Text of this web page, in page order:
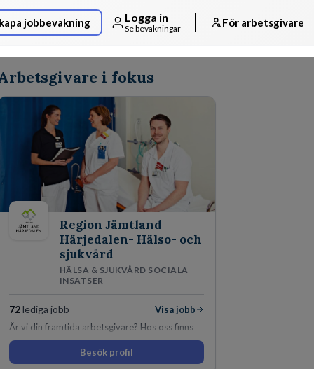
jobbevakning Logga in
Se bevakningar För arbetsgivare
i fokus
Region Jämtland
Härjedalen- Hälso- och
sjukvård
HÄLSA & SJUKVÅRD SOCIALA
INSATSER
72lediga jobb
Visa jobb
Är vi din framtida arbetsgivare? Hos oss finns
engagemang, vilja och hjärta. Här uppmuntras
du alltid till utveckling! Vårt forskningsklimat är
Besök profil